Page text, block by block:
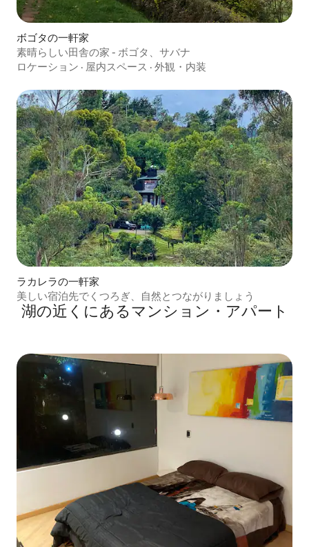
ボゴタの一軒家
素晴らしい田舎の家 - ボゴタ、サバナ
ロケーション · 屋内スペース · 外観・内装
ラカレラの一軒家
美しい宿泊先でくつろぎ、自然とつながりましょう
湖の近くにあるマンション・アパート